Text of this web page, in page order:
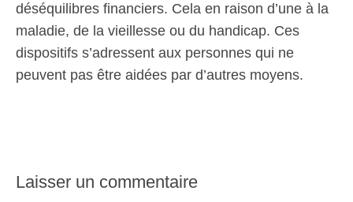
déséquilibres financiers. Cela en raison d’une à la
maladie, de la vieillesse ou du handicap. Ces
dispositifs s’adressent aux personnes qui ne
peuvent pas être aidées par d’autres moyens.
Laisser un commentaire